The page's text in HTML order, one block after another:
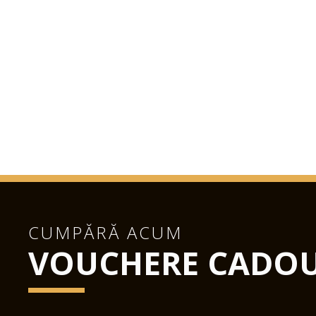
CUMPĂRĂ ACUM
VOUCHERE